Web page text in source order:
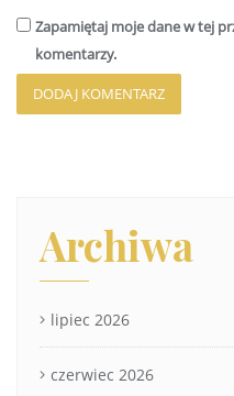
Zapamiętaj moje dane w tej
komentarzy.
Archiwa
lipiec 2026
czerwiec 2026